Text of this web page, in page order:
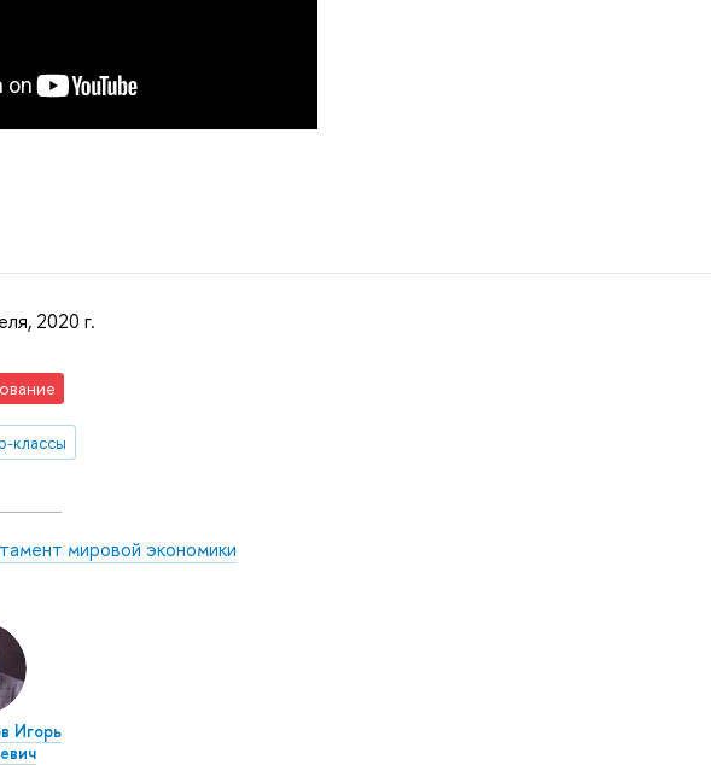
2020 г.
классы
мировой экономики
Игорь